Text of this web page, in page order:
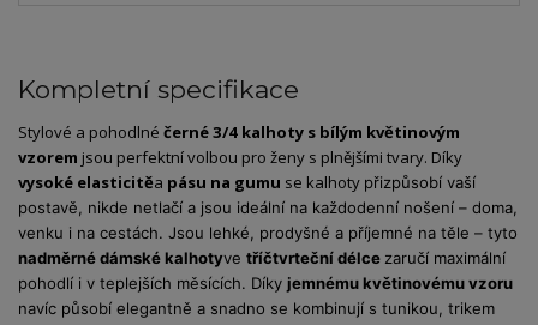
Kompletní specifikace
Stylové a pohodlné černé3/4 kalhoty s bílým květinovým
vzorem jsou perfektnívolbou pro ženy s plnějšími tvary. Díky
vysoké elasticitěa pásu na gumu se kalhoty přizpůsobí vaší
postavě, nikde netlačí a jsou ideální na každodenní nošení – doma,
venku i na cestách. Jsou lehké, prodyšné a příjemné na těle – tyto
nadměrnédámskékalhotyve tříčtvrtečnídélce zaručí maximální
pohodlí i v teplejších měsících. Díky jemnémukvětinovémuvzoru
navíc působí elegantně a snadno se kombinují s tunikou, trikem